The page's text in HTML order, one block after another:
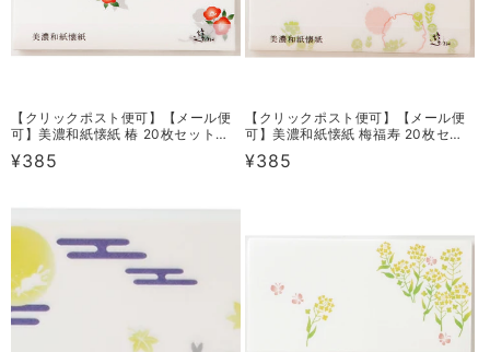
【クリックポスト便可】【メール便
可】美濃和紙懐紙 椿 20枚セット
通
価
格
¥385
【クリックポスト便可】【メール便
可】美濃和紙懐紙 梅福寿 20枚セッ
通
¥385